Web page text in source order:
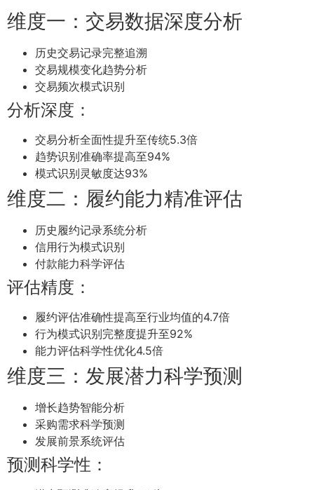
维度一：交易数据深度分析
历史交易记录完整追溯
交易规模变化趋势分析
交易频次模式识别
分析深度：
交易分析全面性提升至传统5.3倍
趋势识别准确率提高至94%
模式识别灵敏度达93%
维度二：履约能力精准评估
历史履约记录系统分析
信用行为模式识别
付款能力科学评估
评估精度：
履约评估准确性提高至行业均值的4.7倍
行为模式识别完整度提升至92%
能力评估科学性优化4.5倍
维度三：发展潜力科学预测
增长趋势智能分析
采购需求科学预测
发展前景系统评估
预测科学性：